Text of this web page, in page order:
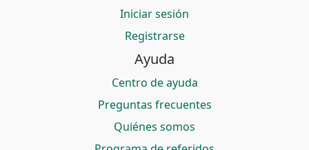
Iniciar sesión
Registrarse
Ayuda
Centro de ayuda
Preguntas frecuentes
Quiénes somos